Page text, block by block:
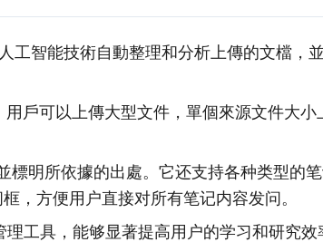
智能技術自動整理和分析上傳的文檔，
戶可以上傳大型文件，單個來源文件大小
明所依據的出處。它还支持各种类型的
方便用户直接对所有笔记内容发问。
工具，能够显著提高用户的学习和研究效